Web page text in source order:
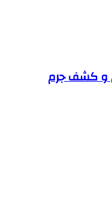
و کشف جرم